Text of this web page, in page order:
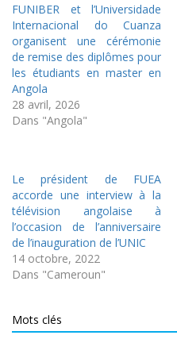
FUNIBER et l’Universidade
Internacional do Cuanza
organisent une cérémonie
de remise des diplômes pour
les étudiants en master en
Angola
28 avril, 2026
Dans "Angola"
Le président de FUEA
accorde une interview à la
télévision angolaise à
l’occasion de l’anniversaire
de l’inauguration de l’UNIC
14 octobre, 2022
Dans "Cameroun"
Mots clés